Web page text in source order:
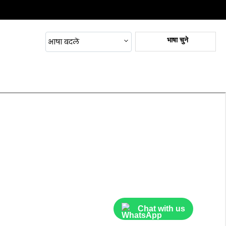
Chat with us
Sublimation Machines &
Cutting Machine
Office Consumables
भाषा बदलें भाषा चुने